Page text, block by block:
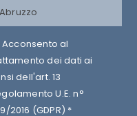
Acconsento al
dei dati ai
dell'art. 13
U.E. n°
2016 (GDPR) *